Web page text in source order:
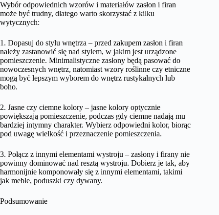
Wybór odpowiednich wzorów i materiałów zasłon i firan
może być trudny, dlatego warto skorzystać z kilku
wytycznych:
1. Dopasuj do stylu wnętrza – przed zakupem zasłon i firan
należy zastanowić się nad stylem, w jakim jest urządzone
pomieszczenie. Minimalistyczne zasłony będą pasować do
nowoczesnych wnętrz, natomiast wzory roślinne czy etniczne
mogą być lepszym wyborem do wnętrz rustykalnych lub
boho.
2. Jasne czy ciemne kolory – jasne kolory optycznie
powiększają pomieszczenie, podczas gdy ciemne nadają mu
bardziej intymny charakter. Wybierz odpowiedni kolor, biorąc
pod uwagę wielkość i przeznaczenie pomieszczenia.
3. Połącz z innymi elementami wystroju – zasłony i firany nie
powinny dominować nad resztą wystroju. Dobierz je tak, aby
harmonijnie komponowały się z innymi elementami, takimi
jak meble, poduszki czy dywany.
Podsumowanie